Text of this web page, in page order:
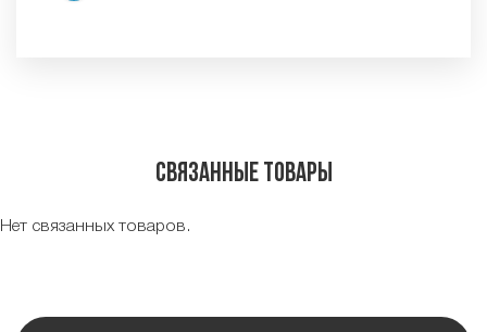
Связанные товары
Нет связанных товаров.